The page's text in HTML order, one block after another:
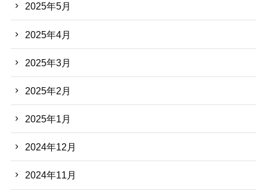
2025年5月
2025年4月
2025年3月
2025年2月
2025年1月
2024年12月
2024年11月